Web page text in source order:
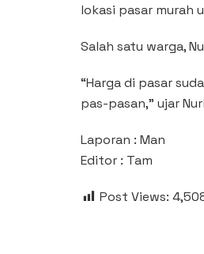
lokasi pasar murah
Salah satu warga,
“Harga di pasar
pas-pasan,” ujar
Laporan : Man
Editor : Tam
Post Views: